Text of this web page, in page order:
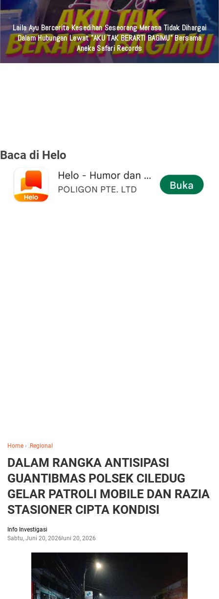
Laila Ayu Bercerita Kesedihan Seseorang Merasa Tidak Dihargai
Dalam Hubungan Lewat "AKU TAK BERARTI BAGIMU" Bersama
Aneka Safari Records
Baca di Helo
Home › .Regional
DALAM RANGKA ANTISIPASI
GUANTIBMAS POLSEK CILEDUG
GELAR PATROLI MOBILE DAN RAZIA
STASIONER CIPTA KONDISI
Info Investigasi
Sabtu, Juni 20, 2026Juni 20, 2026